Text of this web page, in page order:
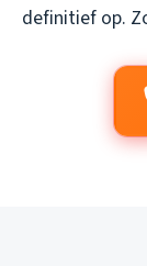
definitief op.